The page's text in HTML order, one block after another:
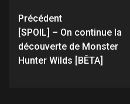
Navigation
d’article
Précédent
[SPOIL] – On continue la
découverte de Monster
Hunter Wilds [BÊTA]